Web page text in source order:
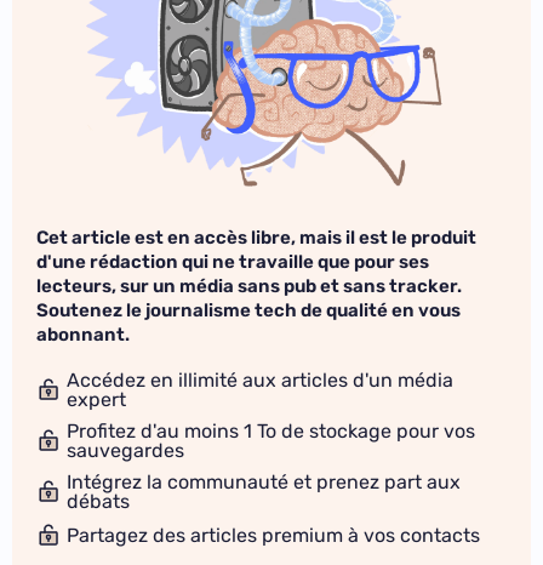
Cet article est en accès libre, mais il est le produit
d'une rédaction qui ne travaille que pour ses
lecteurs, sur un média sans pub et sans tracker.
Soutenez le journalisme tech de qualité en vous
abonnant.
Accédez en illimité aux articles d'un média
expert
Profitez d'au moins 1 To de stockage pour vos
sauvegardes
Intégrez la communauté et prenez part aux
débats
Partagez des articles premium à vos contacts